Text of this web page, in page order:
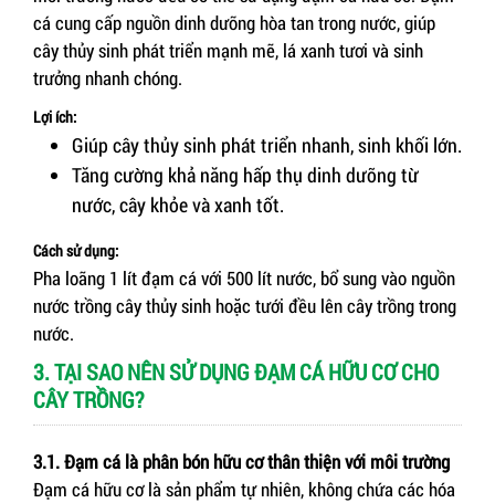
cá cung cấp nguồn dinh dưỡng hòa tan trong nước, giúp
cây thủy sinh phát triển mạnh mẽ, lá xanh tươi và sinh
trưởng nhanh chóng.
Lợi ích:
Giúp cây thủy sinh phát triển nhanh, sinh khối lớn.
Tăng cường khả năng hấp thụ dinh dưỡng từ
nước, cây khỏe và xanh tốt.
Cách sử dụng:
Pha loãng 1 lít đạm cá với 500 lít nước, bổ sung vào nguồn
nước trồng cây thủy sinh hoặc tưới đều lên cây trồng trong
nước.
3. TẠI SAO NÊN SỬ DỤNG ĐẠM CÁ HỮU CƠ CHO
CÂY TRỒNG?
3.1. Đạm cá là phân bón hữu cơ thân thiện với môi trường
Đạm cá hữu cơ là sản phẩm tự nhiên, không chứa các hóa